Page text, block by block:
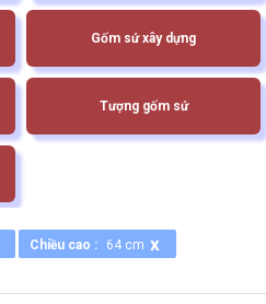
Gốm sứ xây dựng
Tượng gốm sứ
Chiều cao : 64 cm x